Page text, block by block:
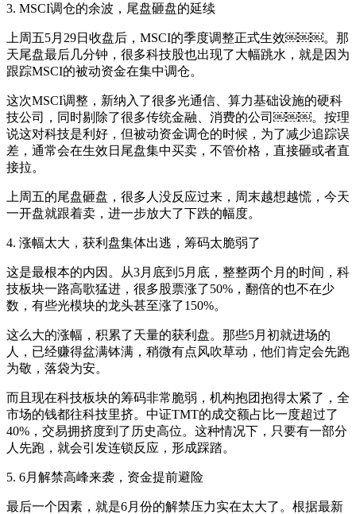
3. MSCI调仓的余波，尾盘砸盘的延续
上周五5月29日收盘后，MSCI的季度调整正式生效￼￼￼。那
天尾盘最后几分钟，很多科技股也出现了大幅跳水，就是因为
跟踪MSCI的被动资金在集中调仓。
这次MSCI调整，新纳入了很多光通信、算力基础设施的硬科
技公司，同时剔除了很多传统金融、消费的公司￼￼￼。按理
说这对科技是利好，但被动资金调仓的时候，为了减少追踪误
差，通常会在生效日尾盘集中买卖，不管价格，直接砸或者直
接拉。
上周五的尾盘砸盘，很多人没反应过来，周末越想越慌，今天
一开盘就跟着卖，进一步放大了下跌的幅度。
4. 涨幅太大，获利盘集体出逃，筹码太脆弱了
这是最根本的内因。从3月底到5月底，整整两个月的时间，科
技板块一路高歌猛进，很多股票涨了50%，翻倍的也不在少
数，有些光模块的龙头甚至涨了150%。
这么大的涨幅，积累了天量的获利盘。那些5月初就进场的
人，已经赚得盆满钵满，稍微有点风吹草动，他们肯定会先跑
为敬，落袋为安。
而且现在科技板块的筹码非常脆弱，机构抱团抱得太紧了，全
市场的钱都往科技里挤。中证TMT的成交额占比一度超过了
40%，交易拥挤度到了历史高位。这种情况下，只要有一部分
人先跑，就会引发连锁反应，形成踩踏。
5. 6月解禁高峰来袭，资金提前避险
最后一个因素，就是6月份的解禁压力实在太大了。根据最新